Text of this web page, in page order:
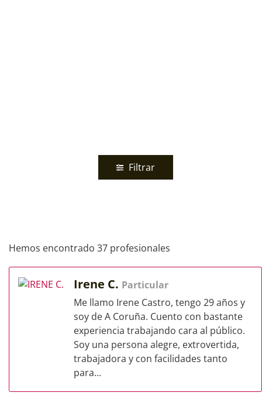
Filtrar
Hemos encontrado 37 profesionales
Irene C. Particular
Me llamo Irene Castro, tengo 29 años y
soy de A Coruña. Cuento con bastante
experiencia trabajando cara al público.
Soy una persona alegre, extrovertida,
trabajadora y con facilidades tanto
para...